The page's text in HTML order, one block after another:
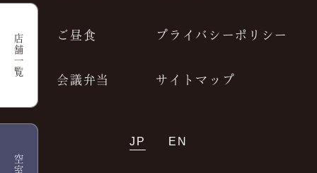
店舗一覧 ご昼食
会議弁当
プライバシーポリシー
サイトマップ
JP EN